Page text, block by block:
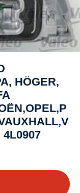
HÖGER,
4L0907